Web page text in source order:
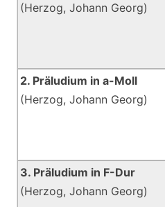
(Herzog, Johann Georg)
2. Präludium in a-Moll
(Herzog, Johann Georg)
3. Präludium in F-Dur
(Herzog, Johann Georg)